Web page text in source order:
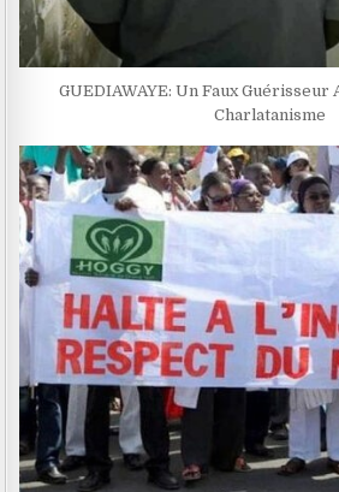
GUEDIAWAYE: Un Faux
Charlatanisme